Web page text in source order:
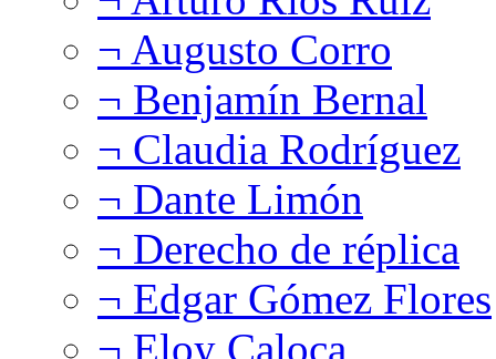
¬ Augusto Corro
¬ Benjamín Bernal
¬ Claudia Rodríguez
¬ Dante Limón
¬ Derecho de réplica
¬ Edgar Gómez Flores
¬ Eloy Caloca